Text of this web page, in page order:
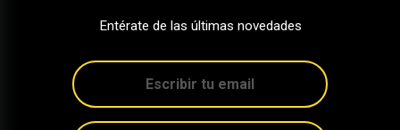
Entérate de las últimas novedades